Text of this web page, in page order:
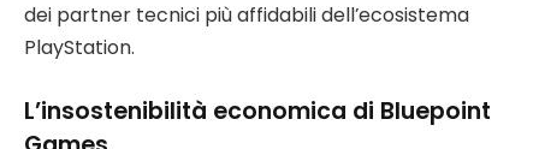
dei partner tecnici più affidabili dell’ecosistema
PlayStation.
L’insostenibilità economica di Bluepoint